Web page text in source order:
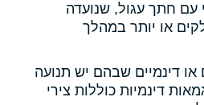
עם חתך עגול, שנועדה
או יותר במהלך
או דינמיים שבהם יש תנועה
דינמיות כוללות צירי